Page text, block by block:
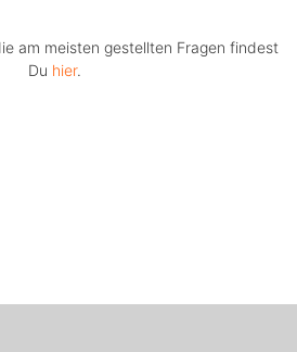
am meisten gestellten Fragen findest
Du hier.